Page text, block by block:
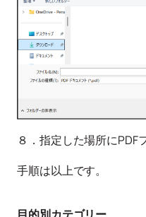
８．指定した場所にPDF
手順は以上です。